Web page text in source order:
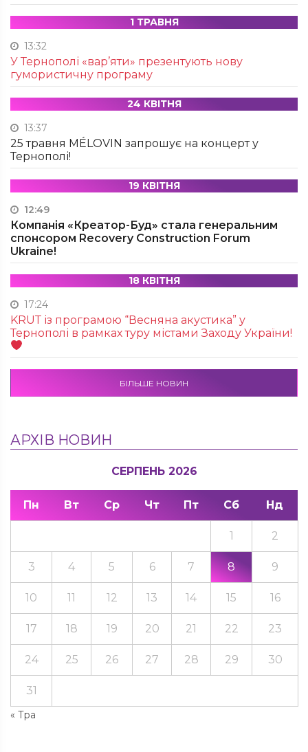
1 ТРАВНЯ
13:32
У Тернополі «вар’яти» презентують нову
гумористичну програму
24 КВІТНЯ
13:37
25 травня MÉLOVIN запрошує на концерт у
Тернополі!
19 КВІТНЯ
12:49
Компанія «Креатор-Буд» стала генеральним
спонсором Recovery Construction Forum
Ukraine!
18 КВІТНЯ
17:24
KRUТ із програмою “Весняна акустика” у
Тернополі в рамках туру містами Заходу України!
БІЛЬШЕ НОВИН
АРХІВ НОВИН
СЕРПЕНЬ 2026
Пн Вт Ср Чт Пт Сб Нд
« Тра
1 2
3 4 5 6 7 8 9
10 11 12 13 14 15 16
17 18 19 20 21 22 23
24 25 26 27 28 29 30
31